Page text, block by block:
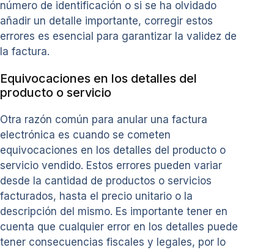
número de identificación o si se ha olvidado
añadir un detalle importante, corregir estos
errores es esencial para garantizar la validez de
la factura.
Equivocaciones en los detalles del
producto o servicio
Otra razón común para anular una factura
electrónica es cuando se cometen
equivocaciones en los detalles del producto o
servicio vendido. Estos errores pueden variar
desde la cantidad de productos o servicios
facturados, hasta el precio unitario o la
descripción del mismo. Es importante tener en
cuenta que cualquier error en los detalles puede
tener consecuencias fiscales y legales, por lo